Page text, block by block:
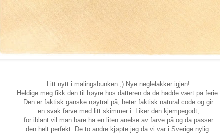
Litt nytt i malingsbunken ;) Nye neglelakker igjen!
Heldige meg fikk den til høyre hos datteren da de hadde vært på ferie.
Den er faktisk ganske nøytral på, heter faktisk natural code og gir
en svak farve med litt skimmer i. Liker den kjempegodt,
for iblant vil man bare ha en liten anelse av farve på og da passer
den helt perfekt. De to andre kjøpte jeg da vi var i Sverige nylig.